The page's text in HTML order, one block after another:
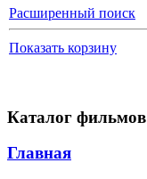
Расширенный поиск
Показать корзину
Каталог фильмов
Главная